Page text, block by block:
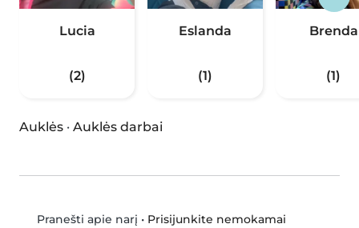
Lucia
(2)
Eslanda
(1)
Brenda
(1)
Auklės · Auklės darbai
Pranešti apie narį • Prisijunkite nemokamai